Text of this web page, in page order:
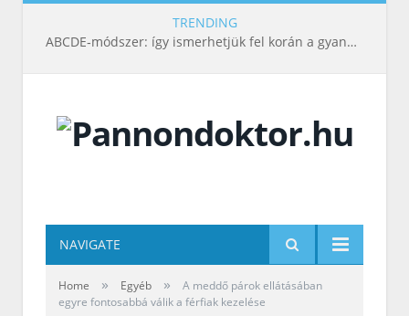
TRENDING
ABCDE‑módszer: így ismerhetjük fel korán a gyanús bőrelváltozásokat
NAVIGATE
Home » Egyéb »
A meddő párok ellátásában
egyre fontosabbá válik a férfiak kezelése